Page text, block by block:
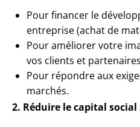
Pour financer le
entreprise (achat de
Pour améliorer votre
vos clients et
Pour répondre aux
marchés.
2. Réduire le capital social